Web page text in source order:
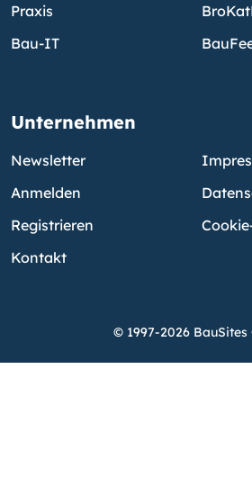
Praxis
Bau-IT
Unternehmen
Newsletter
Anmelden
Registrieren
Kontakt
© 1997-2026 BauSites